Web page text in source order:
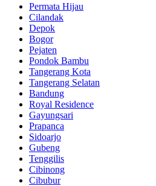
Permata Hijau
Cilandak
Depok
Bogor
Pejaten
Pondok Bambu
Tangerang Kota
Tangerang Selatan
Bandung
Royal Residence
Gayungsari
Prapanca
Sidoarjo
Gubeng
Tenggilis
Cibinong
Cibubur